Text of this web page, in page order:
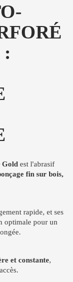
Gold est l'abrasif
fin sur bois,
rapide, et ses
optimale pour un
et constante,